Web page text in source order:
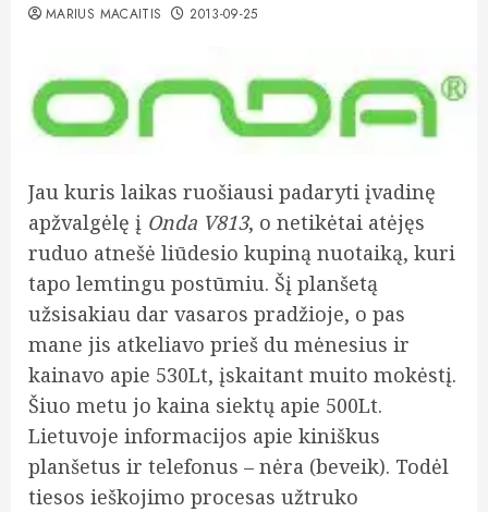
MARIUS MACAITIS 2013-09-25
Jau kuris laikas ruošiausi padaryti įvadinę
apžvalgėlę į Onda V813, o netikėtai atėjęs
ruduo atnešė liūdesio kupiną nuotaiką, kuri
tapo lemtingu postūmiu. Šį planšetą
užsisakiau dar vasaros pradžioje, o pas
mane jis atkeliavo prieš du mėnesius ir
kainavo apie 530Lt, įskaitant muito mokėstį.
Šiuo metu jo kaina siektų apie 500Lt.
Lietuvoje informacijos apie kiniškus
planšetus ir telefonus – nėra (beveik). Todėl
tiesos ieškojimo procesas užtruko